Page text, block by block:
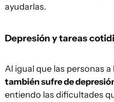
ayudarlas.
Depresión y tareas
Al igual que las personas a
también sufre de
entiendo las dificultades